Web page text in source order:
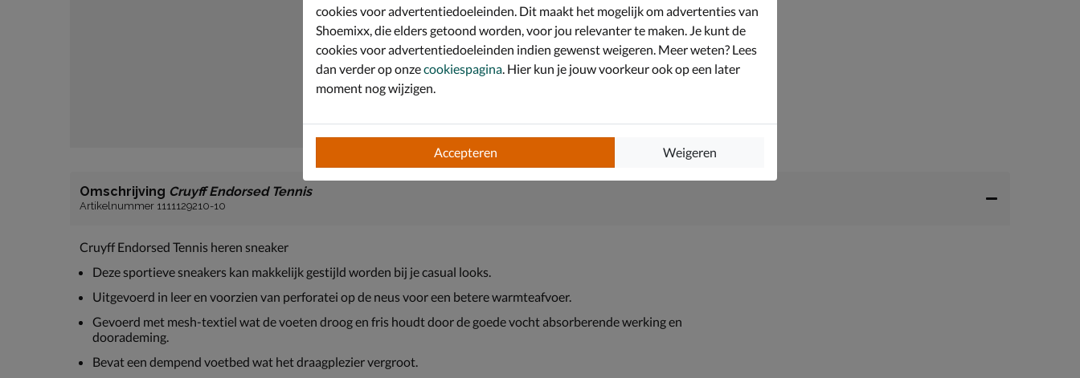
Omschrijving Cruyff Endorsed Tennis
Artikelnummer 1111129210-10
Cruyff Endorsed Tennis heren sneaker
Deze sportieve sneakers kan makkelijk gestijld worden bij je casual looks.
Uitgevoerd in leer en voorzien van perforatei op de neus voor een betere warmteafvoer.
Gevoerd met mesh-textiel wat de voeten droog en fris houdt door de goede vocht absorberende werking en
doorademing.
Bevat een dempend voetbed wat het draagplezier vergroot.
cookies voor advertentiedoeleinden. Dit maakt het mogelijk om advertenties van
Shoemixx, die elders getoond worden, voor jou relevanter te maken. Je kunt de
cookies voor advertentiedoeleinden indien gewenst weigeren. Meer weten? Lees
dan verder op onzecookiespagina . Hier kun je jouw voorkeur ook op een later
moment nog wijzigen.
Accepteren Weigeren